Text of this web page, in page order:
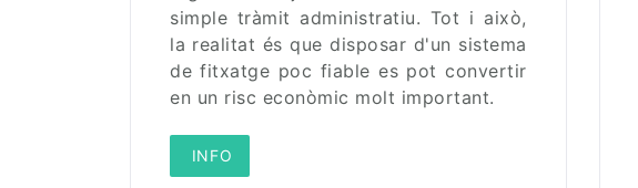
simple tràmit administratiu. Tot i això,
la realitat és que disposar d'un sistema
de fitxatge poc fiable es pot convertir
en un risc econòmic molt important.
INFO